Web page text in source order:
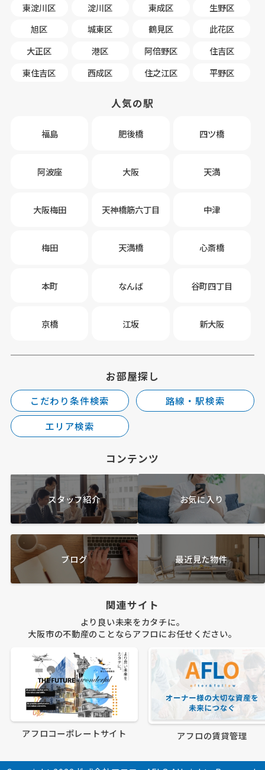
東淀川区
淀川区 東成区
生野区
旭区
城東区 鶴見区
此花区
大正区
港区 阿倍野区
住吉区
東住吉区
西成区 住之江区 平野区
人気の駅
福島 肥後橋 四ツ橋
阿波座 大阪 天満
大阪梅田 天神橋筋六丁目 中津
梅田 天満橋 心斎橋
本町 なんば 谷町四丁目
京橋 江坂 新大阪
お部屋探し
こだわり条件検索
路線・駅検索
エリア検索
コンテンツ
スタッフ紹介 お気に入り
ブログ 最近見た物件
関連サイト
より良い未来をカタチに。
大阪市の不動産のことならアフロにお任せください。
アフロコーポレートサイト アフロの賃貸管理